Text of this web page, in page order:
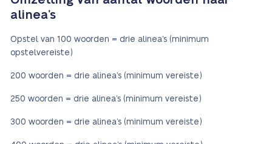
alinea’s
Opstel van 100 woorden = drie alinea’s (minimum
opstelvereiste)
200 woorden = drie alinea’s (minimum vereiste)
250 woorden = drie alinea’s (minimum vereiste)
300 woorden = drie alinea’s (minimum vereiste)